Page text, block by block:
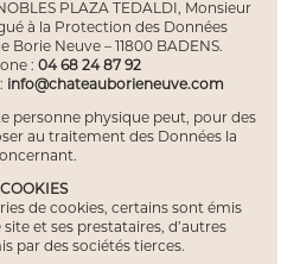
PLAZA TEDALDI, Monsieur
à la Protection des Données
Borie Neuve – 11800 BADENS.
:04 68 24 87 92
info@chateauborieneuve.com
personne physique peut, pour des
au traitement des Données la
COOKIES
de cookies, certains sont émis
et ses prestataires, d’autres
par des sociétés tierces.